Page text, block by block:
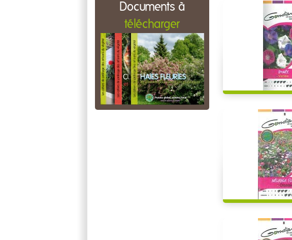
Documents à
télécharger